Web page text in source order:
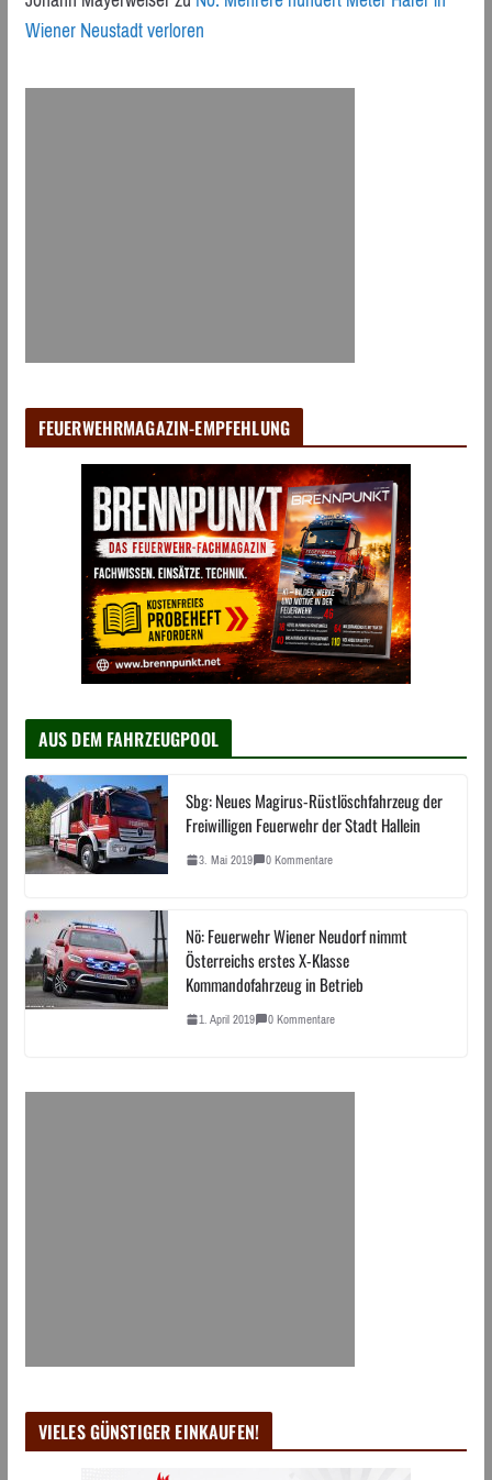
Wiener Neustadt verloren
FEUERWEHRMAGAZIN-EMPFEHLUNG
AUS DEM FAHRZEUGPOOL
Sbg: Neues Magirus-Rüstlöschfahrzeug der
Freiwilligen Feuerwehr der Stadt Hallein
3. Mai 2019 0 Kommentare
Nö: Feuerwehr Wiener Neudorf nimmt
Österreichs erstes X-Klasse
Kommandofahrzeug in Betrieb
1. April 2019 0 Kommentare
VIELES GÜNSTIGER EINKAUFEN!